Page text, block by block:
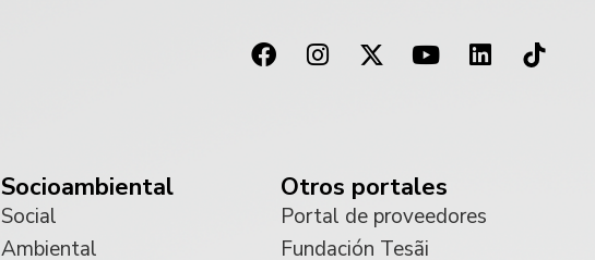
Socioambiental
Social
Ambiental
Otros portales
Portal de proveedores
Fundación Tesãi